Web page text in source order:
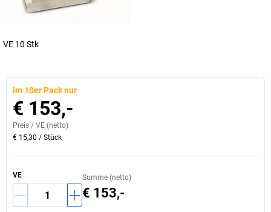
VE 10 Stk
im 10er Pack nur
€ 153,-
Preis / VE (netto)
€ 15,30 / Stück
VE Summe (netto)
€ 153,-